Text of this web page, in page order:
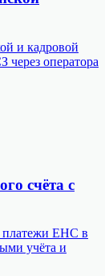
и кадровой
оператора
счёта с
платежи ЕНС в
учёта и